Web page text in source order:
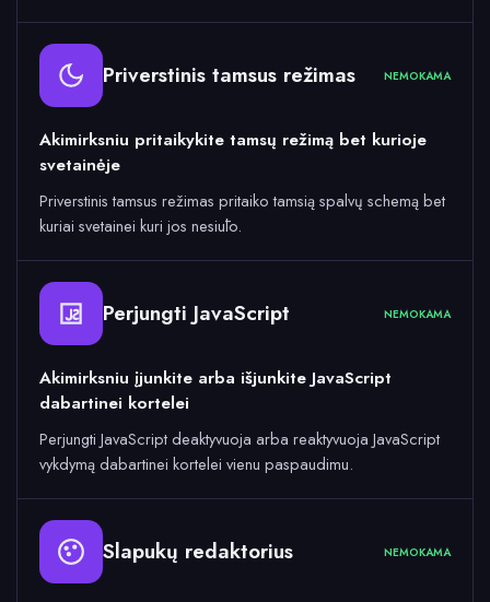
Priverstinis tamsus režimas NEMOKAMA
Akimirksniu pritaikykite tamsų režimą bet kurioje
svetainėje
Priverstinis tamsus režimas pritaiko tamsią spalvų schemą bet
kuriai svetainei kuri jos nesiūlo.
Perjungti JavaScript NEMOKAMA
Akimirksniu įjunkite arba išjunkite JavaScript
dabartinei kortelei
Perjungti JavaScript deaktyvuoja arba reaktyvuoja JavaScript
vykdymą dabartinei kortelei vienu paspaudimu.
Slapukų redaktorius NEMOKAMA